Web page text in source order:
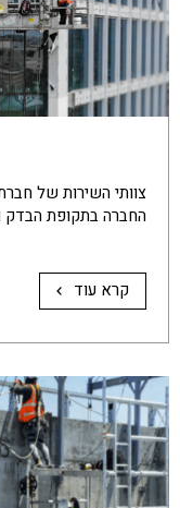
צוותי השירות של
החברה בתקופת הבדק
קרא עוד